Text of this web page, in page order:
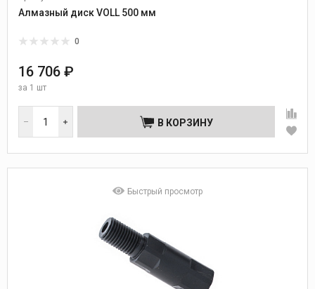
Алмазный диск VOLL 500 мм
0
16 706 ₽
за 1 шт
В КОРЗИНУ
Быстрый просмотр